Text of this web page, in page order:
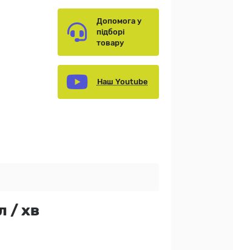
Допомога у
підборі
товару
Наш Youtube
/ хв